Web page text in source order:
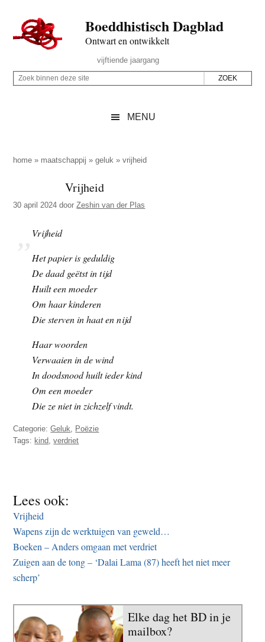
naar
de
inhoud
secondary
naar
de
sidebar
naar
de
Boeddhistisch Dagblad
Ontwart en ontwikkelt
Rechts
vijftiende jaargang
Z
p
z
Z
i
e
MENU
home » maatschappij »geluk »vrijheid
Vrijheid
30 april 2024 doorZeshin van der Plas
Vrijheid
Het papier is geduldig
De daad geëtst in tijd
Huilt een moeder
Om haar kinderen
Die sterven in haat en nijd
Haar woorden
Verwaaien in de wind
In doodsnood huilt ieder kind
Om een moeder
Die ze niet in zichzelf vindt.
Categorie:Geluk
Poëzie
Tags: kind ,verdriet
Lees ook:
Vrijheid
Wapens zijn de werktuigen van geweld…
Boeken – Anders omgaan met verdriet
Zuigen aan de tong – ‘Dalai Lama (87) heeft het niet meer
scherp’
Elke dag het BD in je
mailbox?